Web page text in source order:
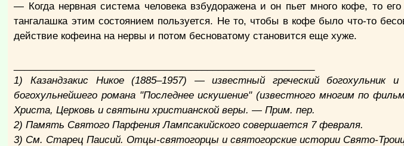
— Когда нервная система человека взбудоражена и он пьет много кофе, то
тангалашка этим состоянием пользуется. Не то, чтобы в кофе было что-то
действие кофеина на нервы и потом бесноватому становится еще хуже.
1) Казандзакис Никое (1885–1957) — известный греческий богохульник
богохульнейшего романа "Последнее искушение" (известного многим по
Христа, Церковь и святыни христианской веры. — Прим. пер.
2) Память Святого Парфения Лампсакийского совершается 7 февраля.
3) См. Старец Паисий. Отцы-святогорцы и святогорские истории Свято-